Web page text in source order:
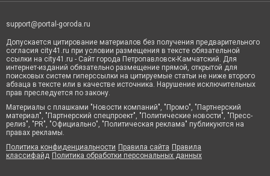
support@portal-goroda.ru
Допускается цитирование материалов без получения предварительного
согласия city41.ru при условии размещения в тексте обязательной
ссылки на city41.ru - Сайт города Петропавловск-Камчатский. Для
интернет-изданий обязательно размещение прямой, открытой для
поисковых систем гиперссылки на цитируемые статьи не ниже второго
абзаца в тексте или в качестве источника. Нарушение исключительных
прав преследуется по закону.
Материалы с плашками "Новости компаний", "Промо", "Партнерский
материал", "Партнерский спецпроект", "Политические новости", "Пресс-
релиз", "PR", "Официально", "Политическая реклама" публикуются на
правах рекламы.
Политика конфиденциальности Правила сайта Правила
классифайд Политика обработки персональных данных